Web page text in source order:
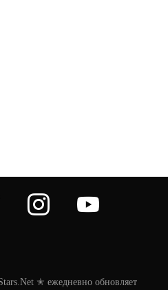
instagram
✭ ежедневно обновляет